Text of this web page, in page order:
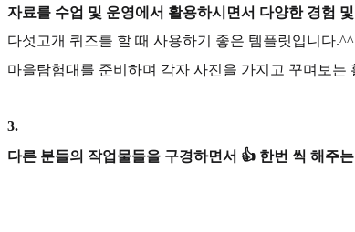
자료를 수업 및 운영에서 활용하시면서 다양한 경험
다섯고개 퀴즈를 할 때 사용하기 좋은 템플릿입니다.^^
마을탐험대를 준비하며 각자 사진을 가지고 꾸며보는
3.
다른 분들의 작업물들을 구경하면서 👍 한번 씩 해주